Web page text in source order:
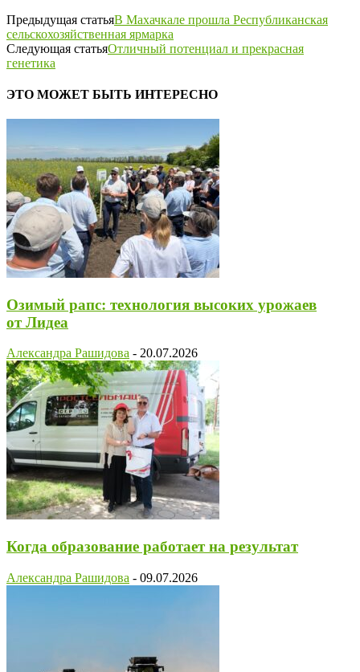
Предыдущая статьяВ Махачкале прошла Республиканская
сельскохозяйственная ярмарка
Следующая статьяОтличный потенциал и прекрасная
генетика
ЭТО МОЖЕТ БЫТЬ ИНТЕРЕСНО
Озимый рапс: технология высоких урожаев
от Лидеа
Александра Рашидова - 20.07.2026
Когда образование работает на результат
Александра Рашидова - 09.07.2026